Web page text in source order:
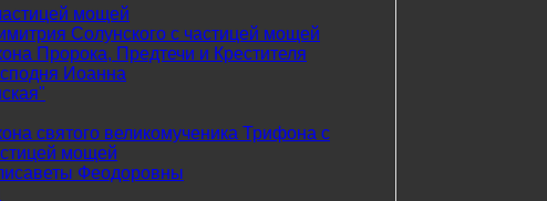
мощей
Солунского с частицей мощей
Пророка, Предтечи и Крестителя
Иоанна
святого великомученика Трифона с
мощей
Феодоровны